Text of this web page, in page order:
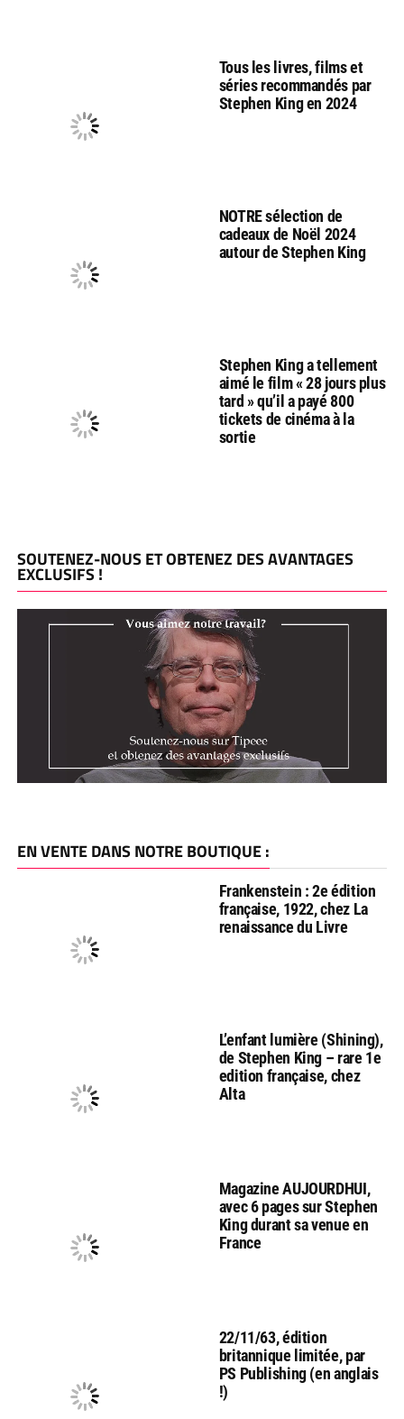
Tous les livres, films et
séries recommandés par
Stephen King en 2024
NOTRE sélection de
cadeaux de Noël 2024
autour de Stephen King
Stephen King a tellement
aimé le film « 28 jours plus
tard » qu’il a payé 800
tickets de cinéma à la
sortie
SOUTENEZ-NOUS ET OBTENEZ DES AVANTAGES
EXCLUSIFS !
EN VENTE DANS NOTRE BOUTIQUE :
Frankenstein : 2e édition
française, 1922, chez La
renaissance du Livre
L’enfant lumière (Shining),
de Stephen King – rare 1e
edition française, chez
Alta
Magazine AUJOURDHUI,
avec 6 pages sur Stephen
King durant sa venue en
France
22/11/63, édition
britannique limitée, par
PS Publishing (en anglais
!)